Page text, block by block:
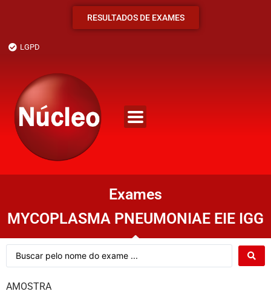
RESULTADOS DE EXAMES
LGPD
Exames
MYCOPLASMA PNEUMONIAE EIE IGG
AMOSTRA